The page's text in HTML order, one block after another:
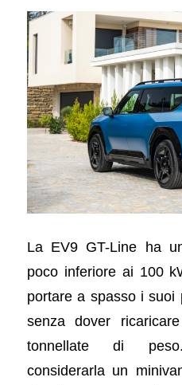
La EV9 GT-Line ha
poco inferiore ai 100
portare a spasso i suoi
senza dover
tonnellate di
considerarla un